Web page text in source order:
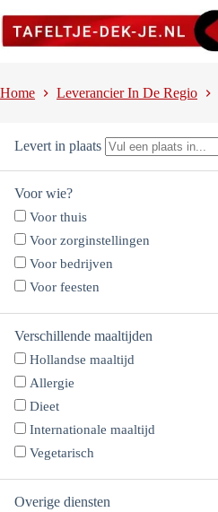
naar
Home Leverancier In De Regio
Levert in plaats
Voor wie?
Voor thuis
Voor zorginstellingen
Voor bedrijven
Voor feesten
Verschillende maaltijden
Hollandse maaltijd
Allergie
Dieet
Internationale maaltijd
Vegetarisch
Overige diensten